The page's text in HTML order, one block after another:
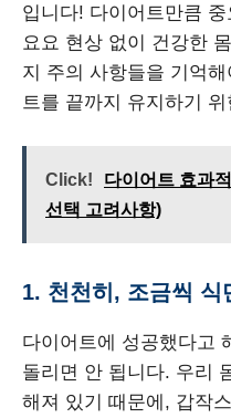
입니다! 다이어트만큼 중
요요 현상 없이 건강한
지 주의 사항들을 기억
트를 끝까지 유지하기
Click!
다이어트 효과
선택 고려사항)
1. 천천히, 조금씩 식
다이어트에 성공했다고
돌리면 안 됩니다. 우리
해져 있기 때문에, 갑작